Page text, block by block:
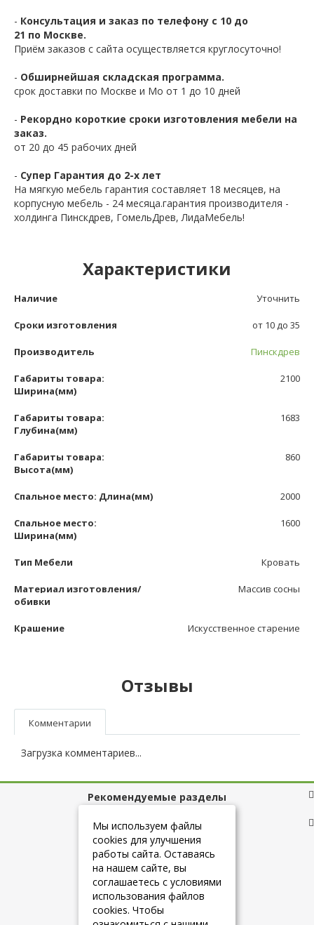
- Консультация и заказ по телефону с 10 до
21 по Москве.
Приём заказов с сайта осуществляется круглосуточно!
- Обширнейшая складская программа.
срок доставки по Москве и Мо от 1 до 10 дней
- Рекордно короткие сроки изготовления мебели на
заказ.
от 20 до 45 рабочих дней
- Супер Гарантия до 2-х лет
На мягкую мебель гарантия составляет 18 месяцев, на
корпусную мебель - 24 месяца.гарантия производителя -
холдинга Пинскдрев, ГомельДрев, ЛидаМебель!
Характеристики
Наличие Уточнить
Сроки изготовления от 10 до 35
Производитель Пинскдрев
Габариты товара:
Ширина(мм)
2100
Габариты товара:
Глубина(мм)
1683
Габариты товара:
Высота(мм)
860
Спальное место: Длина(мм) 2000
Спальное место:
Ширина(мм)
1600
Тип Мебели Кровать
Материал изготовления/
обивки
Массив сосны
Крашение Искусственное старение
Отзывы
Комментарии
Загрузка комментариев...
Рекомендуемые разделы
Полезные ссылки
+7 (925) 084-10-60
Мы используем файлы
cookies для улучшения
работы сайта. Оставаясь
на нашем сайте, вы
соглашаетесь с условиями
использования файлов
cookies. Чтобы